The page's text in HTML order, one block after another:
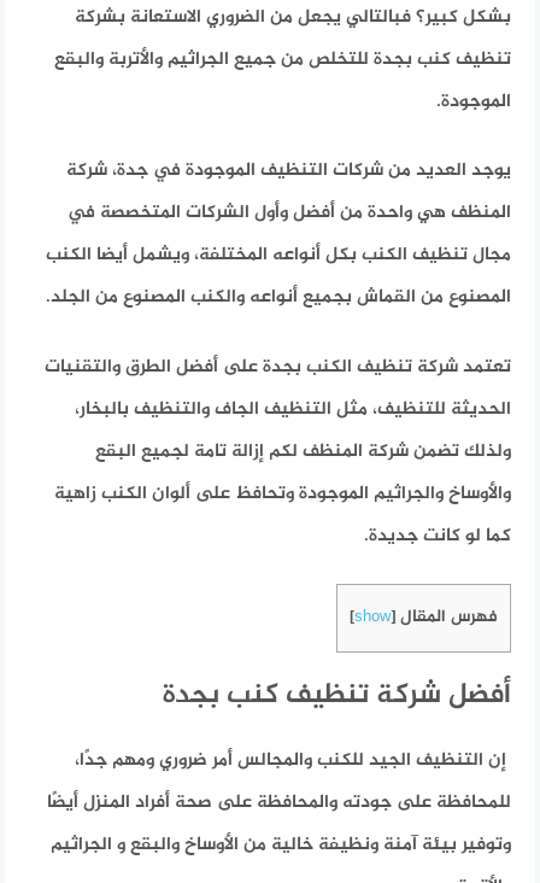
بشكل كبير؟ فبالتالي يجعل من الضروري الاستعانة بشركة
تنظيف كنب بجدة للتخلص من جميع الجراثيم والأتربة والبقع
الموجودة.
يوجد العديد من شركات التنظيف الموجودة في جدة، شركة
المنظف هي واحدة من أفضل وأول الشركات المتخصصة في
مجال تنظيف الكنب بكل أنواعه المختلفة، ويشمل أيضا الكنب
المصنوع من القماش بجميع أنواعه والكنب المصنوع من الجلد.
تعتمد شركة تنظيف الكنب بجدة على أفضل الطرق والتقنيات
الحديثة للتنظيف، مثل التنظيف الجاف والتنظيف بالبخار،
ولذلك تضمن شركة المنظف لكم إزالة تامة لجميع البقع
والأوساخ والجراثيم الموجودة وتحافظ على ألوان الكنب زاهية
كما لو كانت جديدة.
فهرس المقال [
show
]
أفضل شركة تنظيف كنب بجدة
إن التنظيف الجيد للكنب والمجالس أمر ضروري ومهم جدًا،
للمحافظة على جودته والمحافظة على صحة أفراد المنزل أيضًا
وتوفير بيئة آمنة ونظيفة خالية من الأوساخ والبقع و الجراثيم